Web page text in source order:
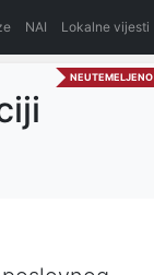
NAI Lokalne vijesti
NEUTEMELJENO